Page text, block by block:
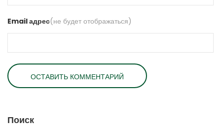
Email адрес(не будет отображаться)
Поиск